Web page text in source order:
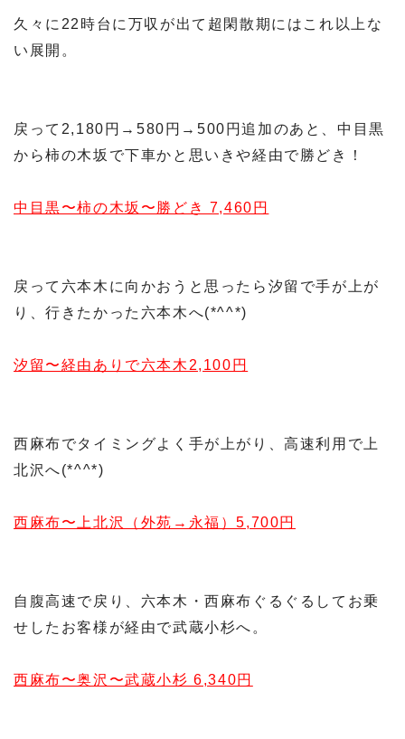
久々に22時台に万収が出て超閑散期にはこれ以上な
い展開。
戻って2,180円→580円→500円追加のあと、中目黒
から柿の木坂で下車かと思いきや経由で勝どき！
中目黒〜柿の木坂〜勝どき 7,460円
戻って六本木に向かおうと思ったら汐留で手が上が
り、行きたかった六本木へ(*^^*)
汐留〜経由ありで六本木2,100円
西麻布でタイミングよく手が上がり、高速利用で上
北沢へ(*^^*)
西麻布〜上北沢（外苑→永福）5,700円
自腹高速で戻り、六本木・西麻布ぐるぐるしてお乗
せしたお客様が経由で武蔵小杉へ。
西麻布〜奥沢〜武蔵小杉 6,340円